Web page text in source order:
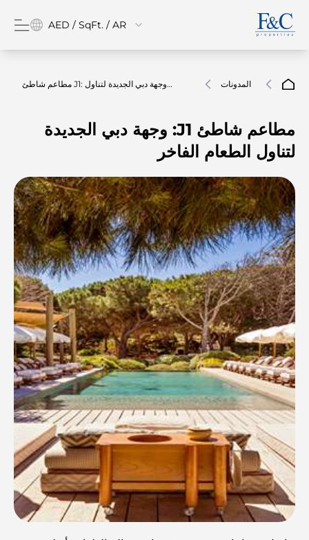
AED / SqFt. / AR
المدونات
مطاعم شاطئ J1: وجهة دبي الجديدة لتناول
مطاعم شاطئ J1: وجهة دبي الجديدة
لتناول الطعام الفاخر